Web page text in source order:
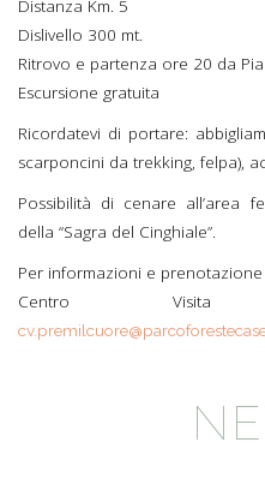
Distanza Km. 5
Dislivello 300 mt.
Ritrovo e partenza ore 20 da
Escursione gratuita
Ricordatevi di portare:
scarponcini da trekking, felpa),
Possibilità di cenare all’area
della “Sagra del Cinghiale”.
Per informazioni e
Centro Visita